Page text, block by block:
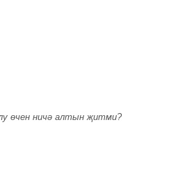
өчен ничә алтын җитми?